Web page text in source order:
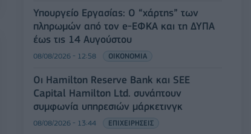
Υπουργείο Εργασίας: Ο “χάρτης” των
πληρωμών από τον e-ΕΦΚΑ και τη ΔΥΠΑ
έως τις 14 Αυγούστου
08/08/2026 - 12:58 ΟΙΚΟΝΟΜΙΑ
Οι Hamilton Reserve Bank και SEE
Capital Hamilton Ltd. συνάπτουν
συμφωνία υπηρεσιών μάρκετινγκ
08/08/2026 - 13:44 ΕΠΙΧΕΙΡΗΣΕΙΣ